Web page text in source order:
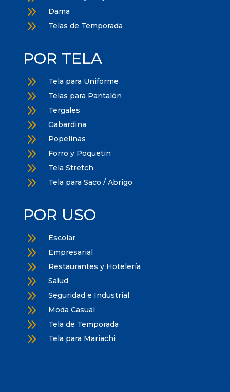
9 Dama
9 Telas de Temporada
POR TELA
9 Tela para Uniforme
9 Telas para Pantalón
9 Tergales
9 Gabardina
9 Popelinas
9 Forro y Poquetin
9 Tela Stretch
9 Tela para Saco / Abrigo
POR USO
9 Escolar
9 Empresarial
9 Restaurantes y Hotelería
9 Salud
9 Seguridad e Industrial
9 Moda Casual
9 Tela de Temporada
9 Tela para Mariachi